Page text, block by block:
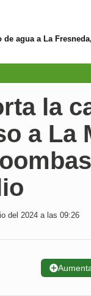
de agua a La
la
a La
del 2024 a las 09:26
➕